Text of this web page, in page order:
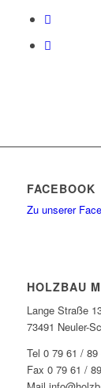
FACEBOOK
Zu unserer
HOLZBAU
Lange Straße
73491 Neuler-
Tel 0 79 61 / 89
Fax 0 79 61 /